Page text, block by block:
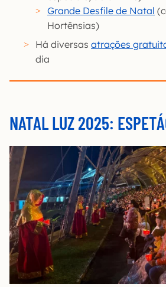
Grande Desfile de Natal
Hortênsias)
Há diversas atrações
dia
NATAL LUZ 2025: